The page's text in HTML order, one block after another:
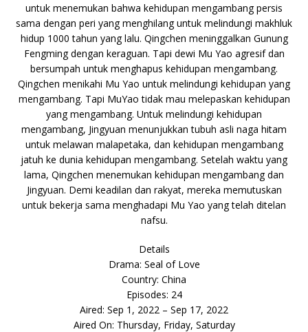
untuk menemukan bahwa kehidupan mengambang persis
sama dengan peri yang menghilang untuk melindungi makhluk
hidup 1000 tahun yang lalu. Qingchen meninggalkan Gunung
Fengming dengan keraguan. Tapi dewi Mu Yao agresif dan
bersumpah untuk menghapus kehidupan mengambang.
Qingchen menikahi Mu Yao untuk melindungi kehidupan yang
mengambang. Tapi MuYao tidak mau melepaskan kehidupan
yang mengambang. Untuk melindungi kehidupan
mengambang, Jingyuan menunjukkan tubuh asli naga hitam
untuk melawan malapetaka, dan kehidupan mengambang
jatuh ke dunia kehidupan mengambang. Setelah waktu yang
lama, Qingchen menemukan kehidupan mengambang dan
Jingyuan. Demi keadilan dan rakyat, mereka memutuskan
untuk bekerja sama menghadapi Mu Yao yang telah ditelan
nafsu.
Details
Drama: Seal of Love
Country: China
Episodes: 24
Aired: Sep 1, 2022 – Sep 17, 2022
Aired On: Thursday, Friday, Saturday